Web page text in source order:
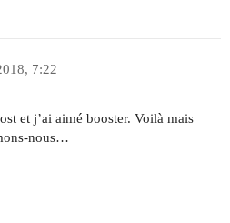
7:22
et j’ai aimé booster. Voilà mais
nous…